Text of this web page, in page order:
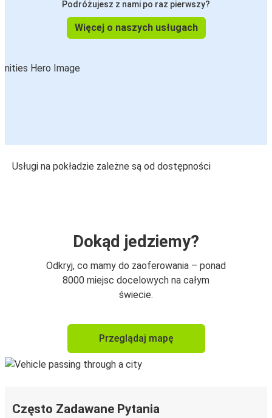
Podróżujesz z nami po raz pierwszy?
Więcej o naszych usługach
Usługi na pokładzie zależne są od dostępności
Dokąd jedziemy?
Odkryj, co mamy do zaoferowania – ponad
8000 miejsc docelowych na całym
świecie.
Przeglądaj mapę
Często Zadawane Pytania